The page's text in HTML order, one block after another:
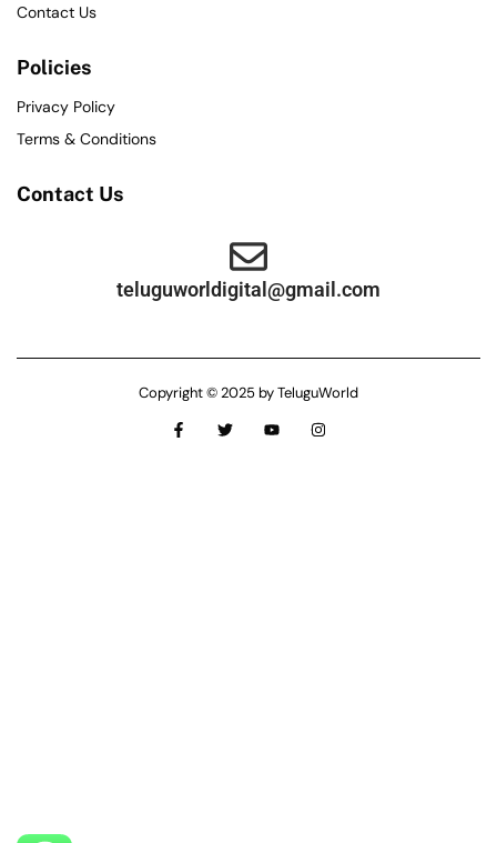
Contact Us
Policies
Privacy Policy
Terms & Conditions
Contact Us
teluguworldigital@gmail.com
Copyright © 2025 by TeluguWorld